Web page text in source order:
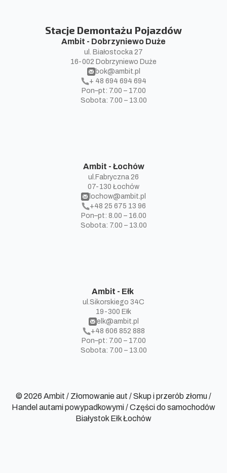
Stacje Demontażu Pojazdów
Ambit - Dobrzyniewo Duże
ul. Białostocka 27
16-002 Dobrzyniewo Duże
bok@ambit.pl
+ 48 694 694 694
Pon–pt: 7.00 – 17.00
Sobota: 7.00 – 13.00
Ambit - Łochów
ul.Fabryczna 26
07-130 Łochów
lochow@ambit.pl
+48 25 675 13 96
Pon–pt: 8.00 – 16.00
Sobota: 7.00 – 13.00
Ambit - Ełk
ul.Sikorskiego 34C
19-300 Ełk
elk@ambit.pl
+48 606 852 888
Pon–pt: 7.00 – 17.00
Sobota: 7.00 – 13.00
© 2026 Ambit / Złomowanie aut / Skup i przerób złomu /
Handel autami powypadkowymi / Części do samochodów
Białystok Ełk Łochów